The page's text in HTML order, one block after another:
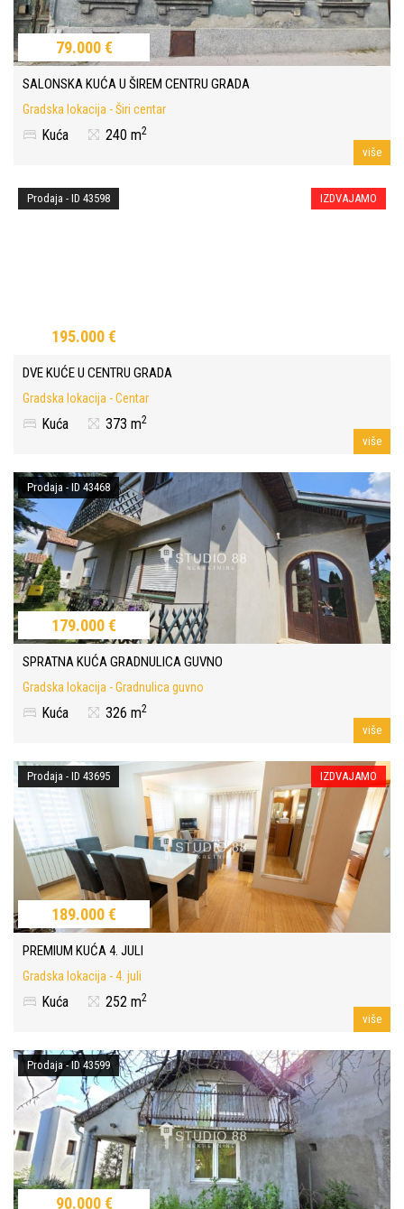
79.000 €
SALONSKA KUĆA U ŠIREM CENTRU GRADA
Gradska lokacija - Širi centar
Kuća 240 m2
više
IZDVAJAMO
Prodaja - ID 43598
195.000 €
DVE KUĆE U CENTRU GRADA
Gradska lokacija - Centar
Kuća 373 m2
više
Prodaja - ID 43468
179.000 €
SPRATNA KUĆA GRADNULICA GUVNO
Gradska lokacija - Gradnulica guvno
Kuća 326 m2
više
IZDVAJAMO
Prodaja - ID 43695
189.000 €
PREMIUM KUĆA 4. JULI
Gradska lokacija - 4. juli
Kuća 252 m2
više
Prodaja - ID 43599
90.000 €